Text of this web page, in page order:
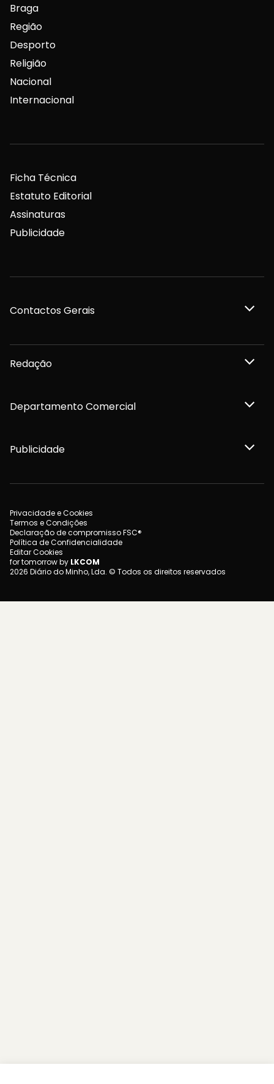
Braga
Região
Desporto
Religião
Nacional
Internacional
Ficha Técnica
Estatuto Editorial
Assinaturas
Publicidade
Contactos Gerais
Redação
Departamento Comercial
Publicidade
Privacidade e Cookies
Termos e Condições
Declaração de compromisso FSC®
Política de Confidencialidade
Editar Cookies
for tomorrow by LKCOM
2026 Diário do Minho, Lda. © Todos os direitos reservados